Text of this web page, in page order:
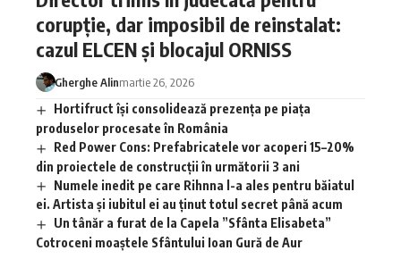
corupție, dar imposibil de reinstalat:
cazul ELCEN și blocajul ORNISS
Gherghe Alinmartie 26, 2026
Hortifruct își consolidează prezența pe piața
produselor procesate în România
Red Power Cons: Prefabricatele vor acoperi 15–20%
din proiectele de construcții în următorii 3 ani
Numele inedit pe care Rihnna l-a ales pentru băiatul
ei. Artista și iubitul ei au ținut totul secret până acum
Un tânăr a furat de la Capela ”Sfânta Elisabeta”
Cotroceni moaştele Sfântului Ioan Gură de Aur